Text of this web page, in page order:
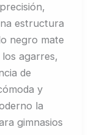
estructura
negro mate
agarres,
de
y
la
gimnasios